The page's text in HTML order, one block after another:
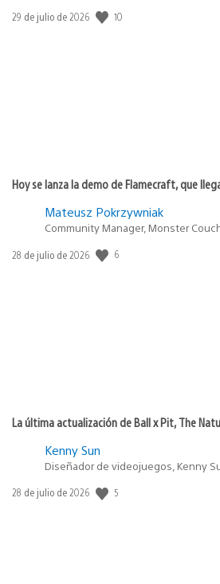
Fecha
29 de julio de 2026 10
Hoy se lanza la demo de Flamecraft, que
Mateusz Pokrzywniak
Community Manager, Monster
Fecha
28 de julio de 2026 6
La última actualización de Ball x Pit, The
Kenny Sun
Diseñador de videojuegos, Kenny
Fecha
28 de julio de 2026 5